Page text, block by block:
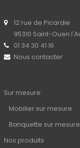
12 rue de Picardie
95310 Saint-Ouen
01 34 30 41 16
Nous contacter
Sur mesure
Mobilier sur mesure
Banquette sur mesure
Nos produits